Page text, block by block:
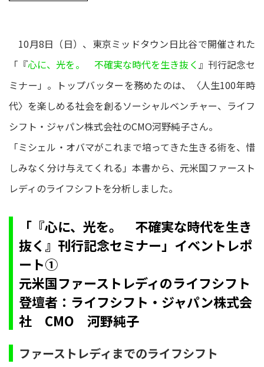
10月8日（日）、東京ミッドタウン日比谷で開催された
「『心に、光を。 不確実な時代を生き抜く 』刊行記念セ
ミナー」。トップバッターを務めたのは、〈人生100年時
代〉を楽しめる社会を創るソーシャルベンチャー、ライフ
シフト・ジャパン株式会社のCMO河野純子さん。
「ミシェル・オバマがこれまで培ってきた生きる術を、惜
しみなく分け与えてくれる」本書から、元米国ファースト
レディのライフシフトを分析しました。
「『心に、光を。 不確実な時代を生き
抜く』刊行記念セミナー」イベントレポ
ート①
元米国ファーストレディのライフシフト
登壇者：ライフシフト・ジャパン株式会
社 CMO 河野純子
ファーストレディまでのライフシフト